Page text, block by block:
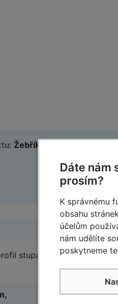
Žebřík jednodílný Monto-
stupaček?
Dáte nám
prosím?
K správnému
obsahu
účelům
nám udělíte
poskytneme